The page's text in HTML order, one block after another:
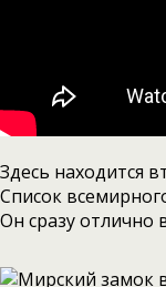
Здесь находится
Список
Он сразу отлично